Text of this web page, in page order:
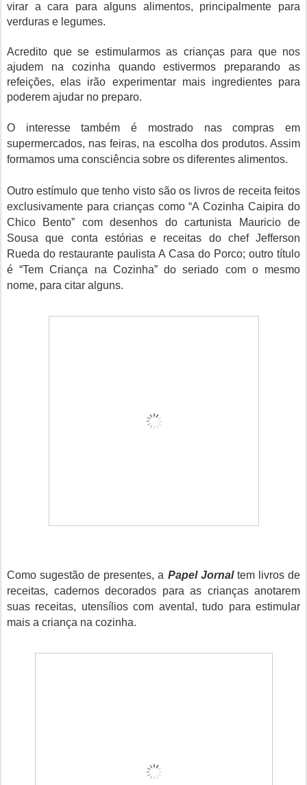
virar a cara para alguns alimentos, principalmente para
verduras e legumes.
Acredito que se estimularmos as crianças para que nos
ajudem na cozinha quando estivermos preparando as
refeições, elas irão experimentar mais ingredientes para
poderem ajudar no preparo.
O interesse também é mostrado nas compras em
supermercados, nas feiras, na escolha dos produtos. Assim
formamos uma consciência sobre os diferentes alimentos.
Outro estímulo que tenho visto são os livros de receita feitos
exclusivamente para crianças como “A Cozinha Caipira do
Chico Bento” com desenhos do cartunista Mauricio de
Sousa que conta estórias e receitas do chef Jefferson
Rueda do restaurante paulista A Casa do Porco; outro título
é “Tem Criança na Cozinha” do seriado com o mesmo
nome, para citar alguns.
Como sugestão de presentes, a Papel Jornaltem livros de
receitas, cadernos decorados para as crianças anotarem
suas receitas, utensílios com avental, tudo para estimular
mais a criança na cozinha.